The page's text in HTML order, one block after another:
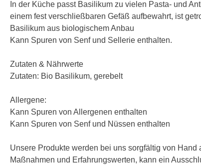
In der Küche passt Basilikum zu vielen Pasta- und
einem fest verschließbaren Gefäß aufbewahrt, ist
Basilikum aus biologischem Anbau
Kann Spuren von Senf und Sellerie enthalten.
Zutaten & Nährwerte
Zutaten: Bio Basilikum, gerebelt
Allergene:
Kann Spuren von Allergenen enthalten
Kann Spuren von Senf und Nüssen enthalten
Unsere Produkte werden bei uns sorgfältig von
Maßnahmen und Erfahrungswerten, kann ein